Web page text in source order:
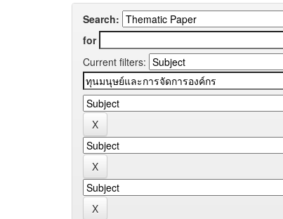
Search:
for
Current filters: